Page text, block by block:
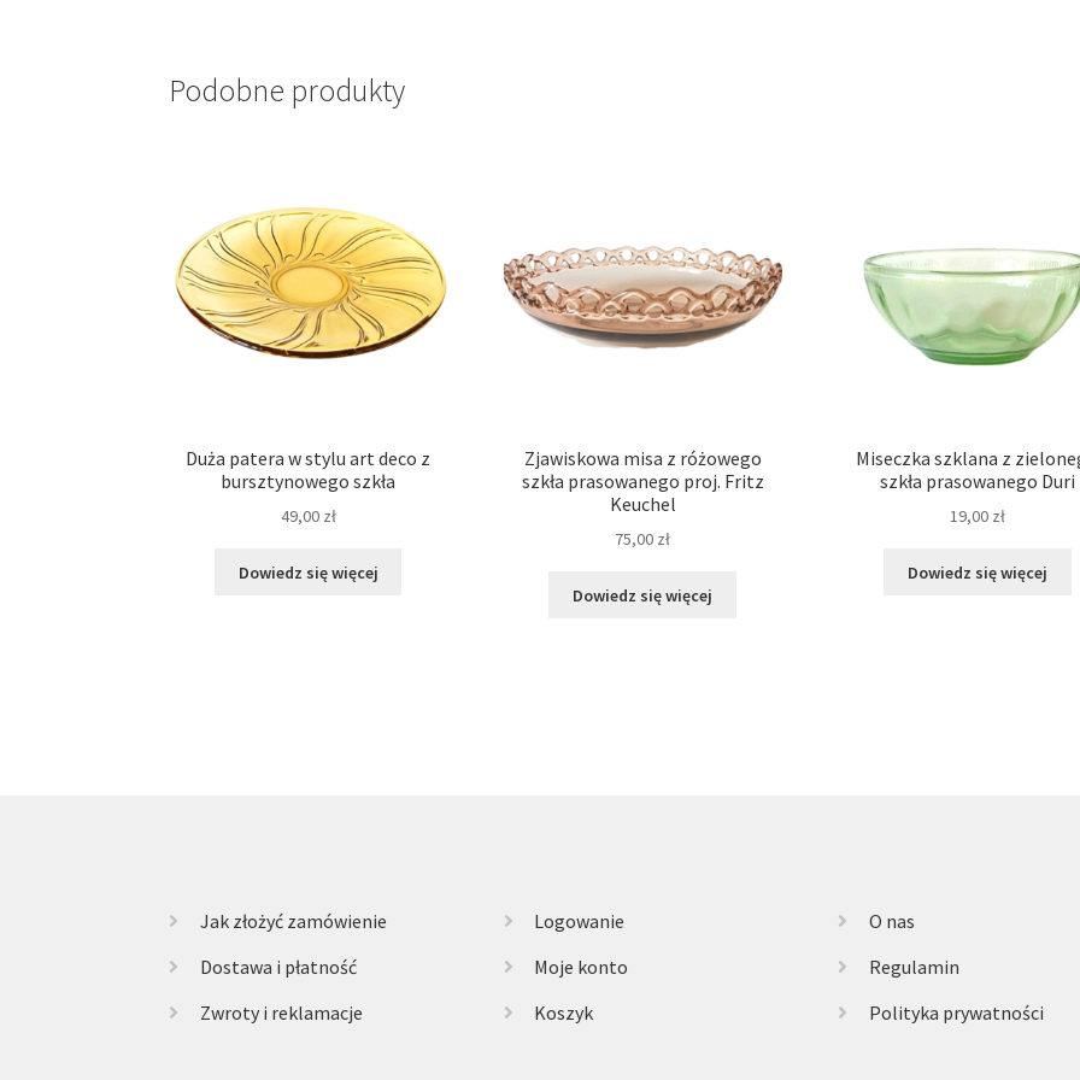
Podobne produkty
Duża patera w stylu art deco z
bursztynowego szkła
49,00 zł
Dowiedz się więcej
Zjawiskowa misa z różowego
szkła prasowanego proj. Fritz
Keuchel
75,00 zł
Dowiedz się więcej
Miseczka szklana z
szkła prasowanego Duri
19,00 zł
Dowiedz się więcej
Jak złożyć zamówienie
Dostawa i płatność
Zwroty i reklamacje
Logowanie
Moje konto
Koszyk
O nas
Regulamin
Polityka prywatności